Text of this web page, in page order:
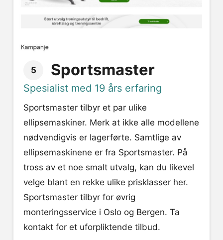
5 Sportsmaster
Spesialist med 19 års erfaring
Sportsmaster tilbyr et par ulike
ellipsemaskiner. Merk at ikke alle modellene
nødvendigvis er lagerførte. Samtlige av
ellipsemaskinene er fra Sportsmaster. På
tross av et noe smalt utvalg, kan du likevel
velge blant en rekke ulike prisklasser her.
Sportsmaster tilbyr for øvrig
monteringsservice i Oslo og Bergen. Ta
kontakt for et uforpliktende tilbud.